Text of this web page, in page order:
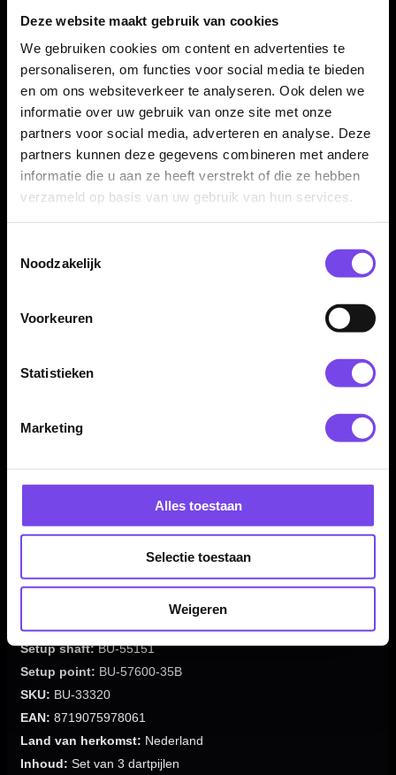
Deze website maakt gebruik van cookies
We gebruiken cookies om content en advertenties te
personaliseren, om functies voor social media te bieden
en om ons websiteverkeer te analyseren. Ook delen we
informatie over uw gebruik van onze site met onze
partners voor social media, adverteren en analyse. Deze
partners kunnen deze gegevens combineren met andere
informatie die u aan ze heeft verstrekt of die ze hebben
verzameld op basis van uw gebruik van hun services.
Noodzakelijk
Voorkeuren
Statistieken
Marketing
Alles toestaan
Selectie toestaan
Weigeren
Kenmerken van de Bull's Massimo Dalla-Rosa 90%
Dartpijlen
✓ Originele Bull's Massimo Dalla-Rosa dartpijlen
✓ Ontworpen in samenwerking met Massimo Dalla-Rosa
✓ Steeltip dartpijlen
✓
Ringed grip voor betrouwbare controle
✓ Barrel dikte: 7.34 mm
✓ Geleverd als complete set van 3 dartpijlen
Producttype:Steeltip dartpijlen
90% tungsten
Gewicht:20 gram
Zwart / Zilver / Goud
Barrel vorm:Torpedo
Setup flight:
Setup shaft:BU-55151
Setup point: BU-57600-35B
SKU: BU-33320
EAN: 8719075978061
Land van herkomst: Nederland
Inhoud: Set van 3 dartpijlen